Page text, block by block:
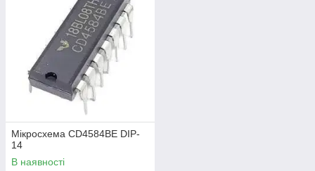
Мікросхема CD4584BE DIP-
14
В наявності